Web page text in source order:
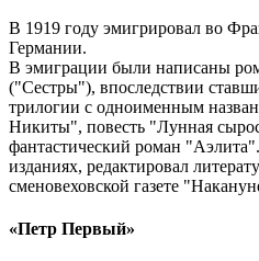
В 1919 году эмигрировал во
Германии.
В эмиграции были написаны
("Сестры"), впоследствии
трилогии с одноименным
Никиты", повесть "Лунная
фантастический роман
изданиях, редактировал
сменовеховской газете
«Петр Первый»